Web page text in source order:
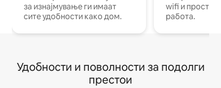
за изнајмување ги имаат
сите удобности како дом.
wifi и
работа.
Удобности и поволности за подолги
престои